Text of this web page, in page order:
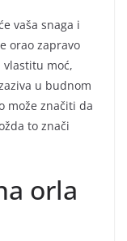
vaša snaga i
orao zapravo
vlastitu moć,
u budnom
može značiti da
to znači
orla